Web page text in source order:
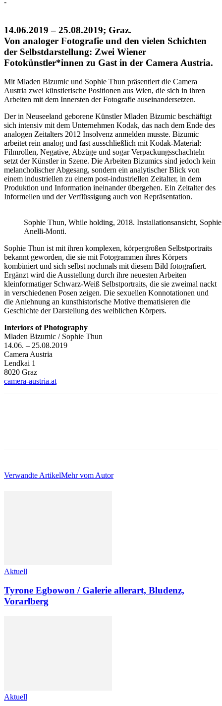
14.06.2019 – 25.08.2019; Graz.
Von analoger Fotografie und den vielen Schichten
der Selbstdarstellung: Zwei Wiener
Fotokünstler*innen zu Gast in der Camera Austria.
Mit Mladen Bizumic und Sophie Thun präsentiert die Camera
Austria zwei künstlerische Positionen aus Wien, die sich in ihren
Arbeiten mit dem Innersten der Fotografie auseinandersetzen.
Der in Neuseeland geborene Künstler Mladen Bizumic beschäftigt
sich intensiv mit dem Unternehmen Kodak, das nach dem Ende des
analogen Zeitalters 2012 Insolvenz anmelden musste. Bizumic
arbeitet rein analog und fast ausschließlich mit Kodak-Material:
Filmrollen, Negative, Abzüge und sogar Verpackungsschachteln
setzt der Künstler in Szene. Die Arbeiten Bizumics sind jedoch kein
melancholischer Abgesang, sondern ein analytischer Blick von
einem industriellen zu einem post-industriellen Zeitalter, in dem
Produktion und Information ineinander übergehen. Ein Zeitalter des
Informellen und der Verflüssigung auch von Repräsentation.
Sophie Thun, While holding, 2018. Installationsansicht,
Anelli-Monti.
Sophie Thun ist mit ihren komplexen, körpergroßen Selbstportraits
bekannt geworden, die sie mit Fotogrammen ihres Körpers
kombiniert und sich selbst nochmals mit diesem Bild fotografiert.
Ergänzt wird die Ausstellung durch ihre neuesten Arbeiten
kleinformatiger Schwarz-Weiß Selbstportraits, die sie zweimal nackt
in verschiedenen Posen zeigen. Die sexuellen Konnotationen und
die Anlehnung an kunsthistorische Motive thematisieren die
Geschichte der Darstellung des weiblichen Körpers.
Interiors of Photography
Mladen Bizumic / Sophie Thun
14.06. – 25.08.2019
Camera Austria
Lendkai 1
8020 Graz
camera-austria.at
Verwandte ArtikelMehr vom Autor
Aktuell
Tyrone Egbowon / Galerie allerart, Bludenz,
Vorarlberg
Aktuell